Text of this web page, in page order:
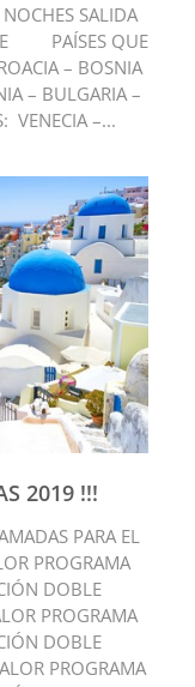
SALIDA
PAÍSES QUE
– BOSNIA
– BULGARIA –
VENECIA –...
2019 !!!
PARA EL
PROGRAMA
DOBLE
PROGRAMA
DOBLE
PROGRAMA